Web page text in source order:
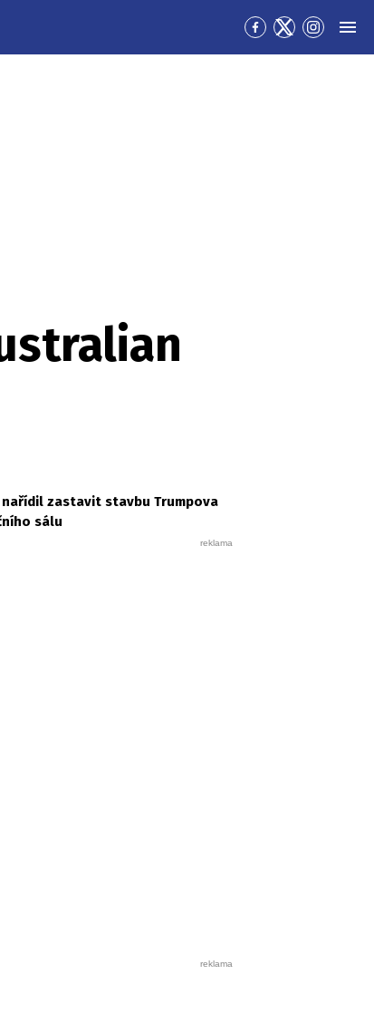
Přejít
na
Přejít
na
Přejít
na
nařídil zastavit stavbu Trumpova
sálu